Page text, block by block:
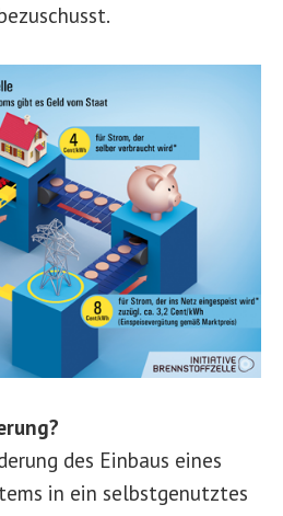
des Einbaus eines
in ein selbstgenutztes